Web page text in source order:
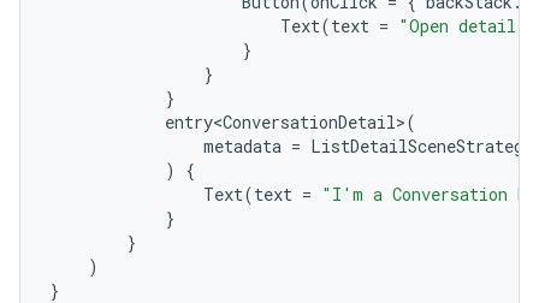
Text(text = "Open detail"
}
}
}
entry<ConversationDetail>(
metadata = ListDetailSceneStrategy
)
{
Text(text = "I'm a Conversation
}
}
)
}